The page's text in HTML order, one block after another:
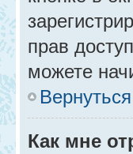
прав
можете
Как мне